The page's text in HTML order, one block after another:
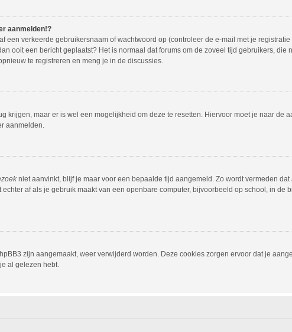
aanmelden!?
een verkeerde gebruikersnaam of wachtwoord op (controleer de e-mail met je
ooit een bericht geplaatst? Het is normaal dat forums om de zoveel tijd gebruikers,
te registreren en meng je in de discussies.
krijgen, maar er is wel een mogelijkheid om deze te resetten. Hiervoor moet je naar de
aanmelden.
niet aanvinkt, blijf je maar voor een bepaalde tijd aangemeld. Zo wordt vermeden
af als je gebruik maakt van een openbare computer, bijvoorbeeld op school, in de
zijn aangemaakt, weer verwijderd worden. Deze cookies zorgen ervoor dat je
al gelezen hebt.